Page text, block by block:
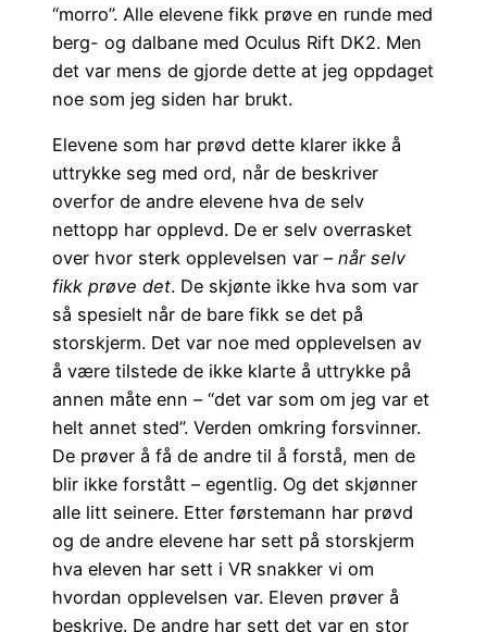
“morro”. Alle elevene fikk prøve en runde med
berg- og dalbane med Oculus Rift DK2. Men
det var mens de gjorde dette at jeg oppdaget
noe som jeg siden har brukt.
Elevene som har prøvd dette klarer ikke å
uttrykke seg med ord, når de beskriver
overfor de andre elevene hva de selv
nettopp har opplevd. De er selv overrasket
over hvor sterk opplevelsen var – når selv
fikk prøve det. De skjønte ikke hva som var
så spesielt når de bare fikk se det på
storskjerm. Det var noe med opplevelsen av
å være tilstede de ikke klarte å uttrykke på
annen måte enn – “det var som om jeg var et
helt annet sted”. Verden omkring forsvinner.
De prøver å få de andre til å forstå, men de
blir ikke forstått – egentlig. Og det skjønner
alle litt seinere. Etter førstemann har prøvd
og de andre elevene har sett på storskjerm
hva eleven har sett i VR snakker vi om
hvordan opplevelsen var. Eleven prøver å
beskrive. De andre har sett det var en stor